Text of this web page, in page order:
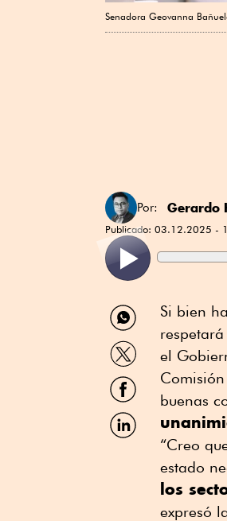
Senadora Geovanna
Por: Gerardo
Publicado: 03.12.2025 -
Compartir
por
WhatsApp
Compartir
por
Twitter
Compartir
por
Facebook
Compartir
por
Si bien
el
buenas
“Creo
estado
los
expresó